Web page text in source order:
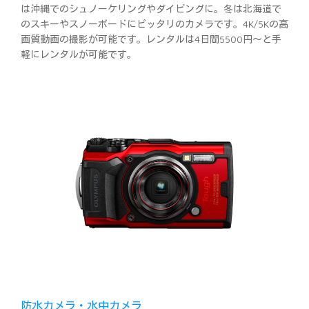
は沖縄でのシュノーケリングやダイビングに。冬は北海道で
のスキーやスノーボードにピッタリのカメラです。4K/5Kの高
画質動画の撮影が可能です。レンタルは4日間5500円～と手
軽にレンタルが可能です。
防水カメラ・水中カメラ